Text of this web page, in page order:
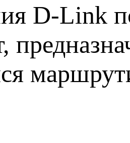
D-Link